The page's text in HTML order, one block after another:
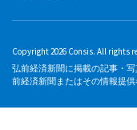
Copyright 2026 Consis. All rights
弘前経済新聞に掲載の記事・
前経済新聞またはその情報提供